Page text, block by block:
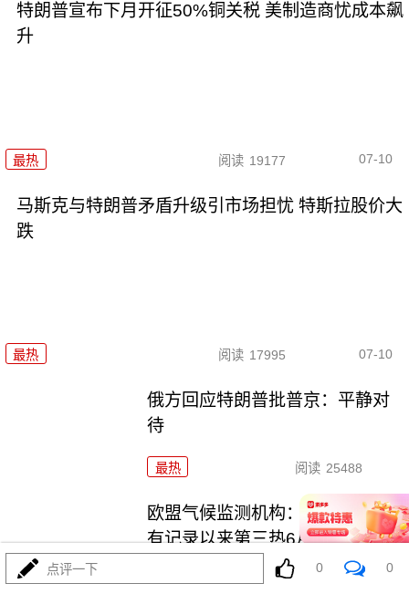
特朗普宣布下月开征50%铜关税 美制造商忧成本飙
升
最热 阅读 19177 07-10
马斯克与特朗普矛盾升级引市场担忧 特斯拉股价大
跌
最热 阅读 17995 07-10
俄方回应特朗普批普京：平静对
待
最热 阅读 25488
欧盟气候监测机构：全球经历了
有记录以来第三热6月
最热 18392
点评一下 0 0